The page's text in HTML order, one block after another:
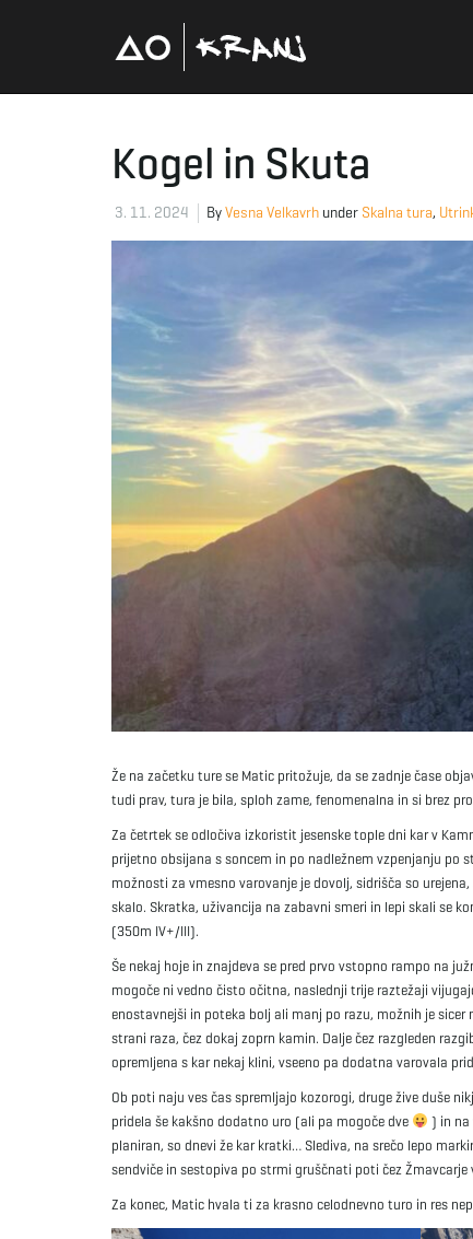
Kogel in Skuta
3. 11. 2024 ByVesna Velkavrh under Skalna tura,
Že na začetku ture se Matic pritožuje, da se zadnje čase
tudi prav, tura je bila, sploh zame, fenomenalna in si brez
Za četrtek se odločiva izkoristit jesenske tople dni kar v
prijetno obsijana s soncem in po nadležnem vzpenjanju po
možnosti za vmesno varovanje je dovolj, sidrišča so
skalo. Skratka, uživancija na zabavni smeri in lepi skali se
(350m IV+/III).
Še nekaj hoje in znajdeva se pred prvo vstopno rampo na
mogoče ni vedno čisto očitna, naslednji trije raztežaji
enostavnejši in poteka bolj ali manj po razu, možnih je
strani raza, čez dokaj zoprn kamin. Dalje čez razgleden
opremljena s kar nekaj klini, vseeno pa dodatna varovala
Ob poti naju ves čas spremljajo kozorogi, druge žive duše
pridela še kakšno dodatno uro (ali pa mogoče dve
) in na
planiran, so dnevi že kar kratki… Slediva, na srečo lepo
sendviče in sestopiva po strmi gruščnati poti čez
Za konec, Matic hvala ti za krasno celodnevno turo in res